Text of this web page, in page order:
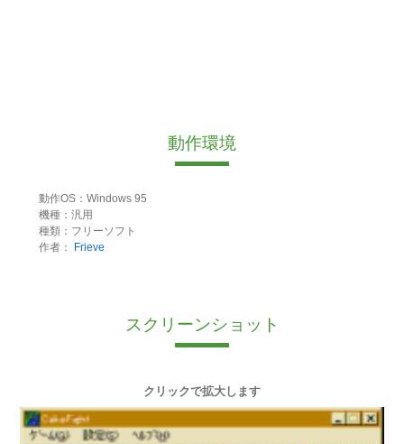
動作環境
動作OS：Windows 95
機種：汎用
種類：フリーソフト
作者：
Frieve
スクリーンショット
クリックで拡大します